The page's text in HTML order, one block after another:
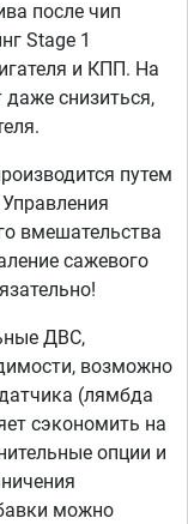
после чип
Stage 1
и КПП. На
снизиться,
путем
вмешательства
сажевого
ДВС,
возможно
(лямбда
сэкономить на
опции и
можно